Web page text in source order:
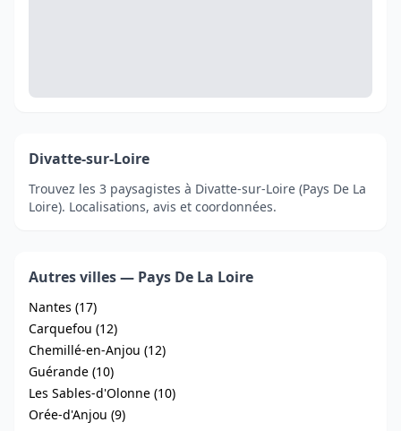
Divatte-sur-Loire
Trouvez les 3 paysagistes à Divatte-sur-Loire (Pays De La
Loire). Localisations, avis et coordonnées.
Autres villes — Pays De La Loire
Nantes (17)
Carquefou (12)
Chemillé-en-Anjou (12)
Guérande (10)
Les Sables-d'Olonne (10)
Orée-d'Anjou (9)